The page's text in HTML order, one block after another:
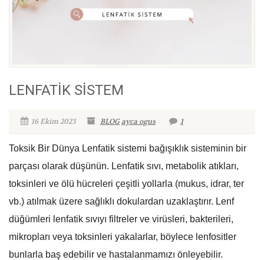
LENFATİK SİSTEM
16 Ekim 2023 BLOG ayca ogus 1
Toksik Bir Dünya Lenfatik sistemi bağışıklık sisteminin bir
parçası olarak düşünün. Lenfatik sıvı, metabolik atıkları,
toksinleri ve ölü hücreleri çeşitli yollarla (mukus, idrar, ter
vb.) atılmak üzere sağlıklı dokulardan uzaklaştırır. Lenf
düğümleri lenfatik sıvıyı filtreler ve virüsleri, bakterileri,
mikropları veya toksinleri yakalarlar, böylece lenfositler
bunlarla baş edebilir ve hastalanmamızı önleyebilir.